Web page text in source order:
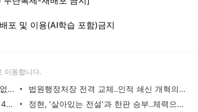
포 및 이용(AI학습 포함)금지
이동합니다.
[단독] 다스 내 권력 암투? MB 조카 "날 없애고 싶어한다"
법원행정처장 전격 교체..인적 쇄신 개혁의 신호탄
포항제철소 가스 흡입, 외주업체 노동자 4명 질식사
정현, '살아있는 전설'과 한판 승부..체력으로 넘는다